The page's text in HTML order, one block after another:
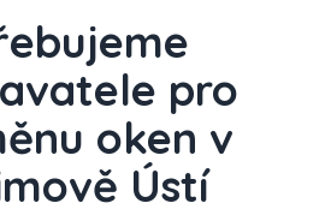
pro
oken v
Ústí